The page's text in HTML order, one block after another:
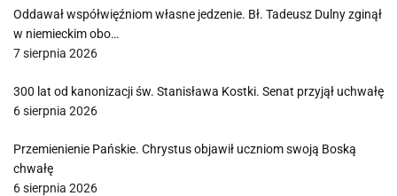
Oddawał współwięźniom własne jedzenie. Bł. Tadeusz Dulny zginął
w niemieckim obo…
7 sierpnia 2026
300 lat od kanonizacji św. Stanisława Kostki. Senat przyjął uchwałę
6 sierpnia 2026
Przemienienie Pańskie. Chrystus objawił uczniom swoją Boską
chwałę
6 sierpnia 2026